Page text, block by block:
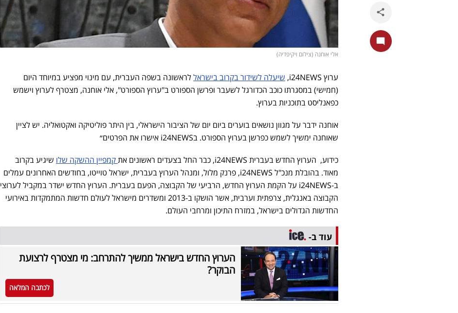
אלי אוחנה (צילום ויקיפדיה)
ערוץ i24NEWS, שיעלה לשידור בקרוב בישראללראשונה בשפה העברית, עם מינוי מפציע במיוחד היום
(חמישי) במסגרתו כוכב הכדורגל לשעבר ופרשן הספורט ב"ערוץ הספורט", אלי אוחנה, מצטרף לערוץ וישמש
כפאנליסט בתוכניות בערוץ.
אוחנה ידבר על מגוון נושאים בוערים ביום יום של הציבור הישראלי, בין היתר פוליטיקה ואקטואליה. יש לציין
שאוחנה ימשיך לשמש כפרשן בערוץ הספורט. בi24NEWS אישרו את הפרטים״
כידוע, הערוץ החדש בעברית i24NEWS, כבר החל בצעדים ראשונים את קמפיין ההשקה שלו שיגיע בקרוב
מאוד. בהובלת מנכ"ל i24NEWS, פרנק מלול, ומנהל הערוץ בעברית, ישראל טוייטו, בחודשים האחרונים עמלים
ב-i24NEWS על הקמת הערוץ החדש, הרביעי של הקבוצה, הפעם בעברית. הערוץ החדש ישדר במקביל לערוצי
הקבוצה באנגלית, צרפתית וערבית, אשר הושקו ב-2013 ומשדרים מישראל לעולם חדשות המתמקדות באירועי
החדשות הגדולים בישראל, במזרח התיכון ומרחבי העולם.
עוד ב-
הערוץ החדש בישראל ממשיך להתרחב: מי מצטרף לרצועת
הבוקר?
לכתבה המלאה